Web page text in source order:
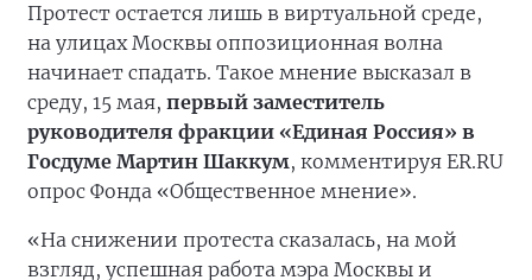
Протест остается лишь в виртуальной среде,
на улицах Москвы оппозиционная волна
начинает спадать. Такое мнение высказал в
среду, 15 мая, первый заместитель
руководителя фракции «Единая Россия» в
Госдуме Мартин Шаккум, комментируя ER.RU
опрос Фонда «Общественное мнение».
«На снижении протеста сказалась, на мой
взгляд, успешная работа мэра Москвы и